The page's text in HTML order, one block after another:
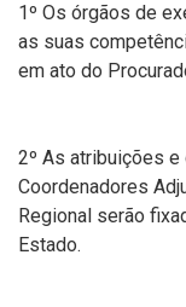
1º Os órgãos de
as suas
em ato do
2º As atribuições
Coordenadores
Regional serão
Estado.